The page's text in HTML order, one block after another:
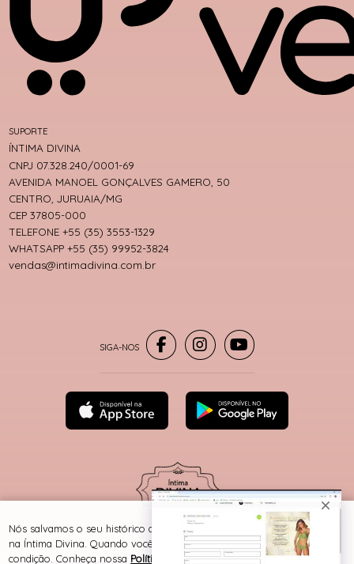
SUPORTE
ÍNTIMA DIVINA
CNPJ 07.328.240/0001-69
AVENIDA MANOEL GONÇALVES GAMERO, 50
CENTRO, JURUAIA/MG
CEP 37805-000
TELEFONE +55 (35) 3553-1329
WHATSAPP +55 (35) 99952-3824
vendas@intimadivina.com.br
® TODOS DIREITOS RESERVADOS
Nós salvamos o seu histórico de uso pra oferecer a melhor experiência
na Íntima Divina. Quando você navega no nosso site, aceita esta
condição. Conheça nossa Política de Cookies e Privacidade.